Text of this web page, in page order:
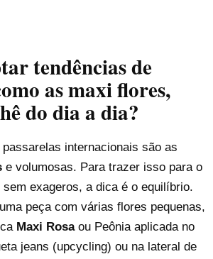
tendências de
as maxi flores,
do dia a dia?
internacionais são as
e volumosas. Para trazer isso para o
exageros, a dica é o equilíbrio.
peça com várias flores pequenas,
Maxi Rosaou Peônia aplicada no
jeans (upcycling) ou na lateral de